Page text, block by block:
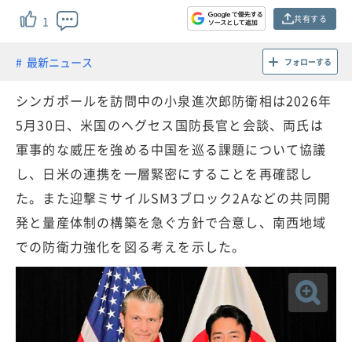
1 共有する
最新ニュース フォローする
シンガポールを訪問中の小泉進次郎防衛相は2026年
5月30日、米国のヘグセス国防長官と会談、両氏は
軍事的な威圧を強める中国を巡る課題について協議
し、日米の連携を一層緊密にすることを再確認し
た。また迎撃ミサイルSM3ブロック2Aなどの共同開
発と量産体制の構築を急ぐ方針で合意し、南西地域
での防衛力強化を図る考えを示した。